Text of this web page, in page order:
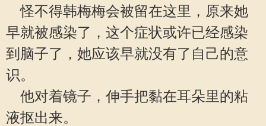
怪不得韩梅梅会被留在这里，原来她
早就被感染了，这个症状或许已经感染
到脑子了，她应该早就没有了自己的意
识。
他对着镜子，伸手把黏在耳朵里的粘
液抠出来。